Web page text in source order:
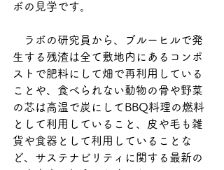
ボの見学です。
ラボの研究員から、ブルーヒルで発
生する残渣は全て敷地内にあるコンポ
ストで肥料にして畑で再利用している
ことや、食べられない動物の骨や野菜
の芯は高温で炭にしてBBQ料理の燃料
として利用していること、皮や毛も雑
貨や食器として利用していることな
ど、サステナビリティに関する最新の